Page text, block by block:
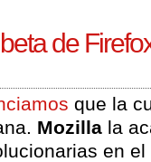
de
que la
Mozilla la
en